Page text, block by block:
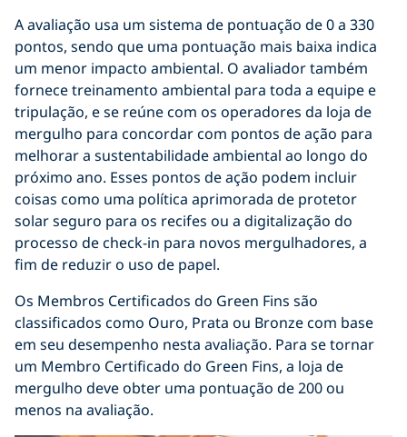
A avaliação usa um sistema de pontuação de 0 a 330
pontos, sendo que uma pontuação mais baixa indica
um menor impacto ambiental. O avaliador também
fornece treinamento ambiental para toda a equipe e
tripulação, e se reúne com os operadores da loja de
mergulho para concordar com pontos de ação para
melhorar a sustentabilidade ambiental ao longo do
próximo ano. Esses pontos de ação podem incluir
coisas como uma política aprimorada de protetor
solar seguro para os recifes ou a digitalização do
processo de check-in para novos mergulhadores, a
fim de reduzir o uso de papel.
Os Membros Certificados do Green Fins são
classificados como Ouro, Prata ou Bronze com base
em seu desempenho nesta avaliação. Para se tornar
um Membro Certificado do Green Fins, a loja de
mergulho deve obter uma pontuação de 200 ou
menos na avaliação.